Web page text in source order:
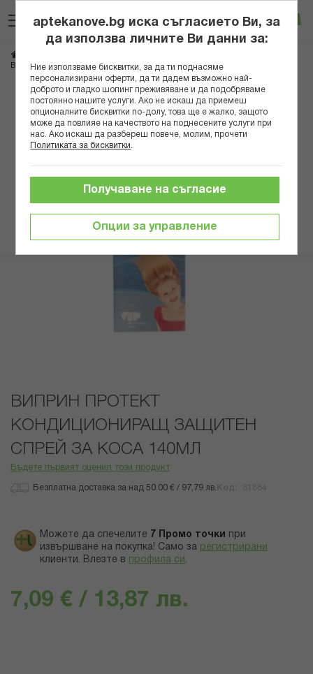
към
съдържанието
Вход
ВИПРИН ПРОТЕКТ КОНДИЦИОНИРАЩ ЗАЩИТЕН СПРЕЙ ЗА КОСА 140МЛ
Преминете
края
към
началото
на
галерия
снимки
ВИПРИН ПРОТЕКТ
КОНДИЦИОНИРАЩ ЗАЩИТЕН
СПРЕЙ ЗА КОСА 140МЛ
Бъдете първият оценил този продукт
Безплатна доставка за над 50.00 € / 97,79 лв.
Можете да спечелите 7 Промо точки
при
извършване на покупка! Само за регистрирани
клиенти. Влезте в профила си .
7,09 € / 13,87 лв.
aptekanove.bg иска съгласието Ви, за
да използва личните Ви данни за:
Ние използваме бисквитки, за да ти поднасяме
персонализирани оферти, да ти дадем възможно най-
доброто и гладко шопинг преживяване и да подобряваме
постоянно нашите услуги. Ако не искаш да приемеш
опционалните бисквитки по-долу, това ще е жалко, защото
може да повлияе на качеството на поднесените услуги при
нас. Ако искаш да разбереш повече, молим, прочети
Политиката за бисквитки
Опции за управление
Получаване на съгласие